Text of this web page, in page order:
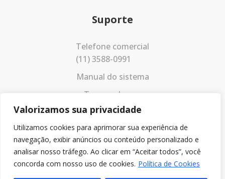
Valorizamos sua privacidade
Utilizamos cookies para aprimorar sua experiência de
navegação, exibir anúncios ou conteúdo personalizado e
analisar nosso tráfego. Ao clicar em “Aceitar todos”, você
concorda com nosso uso de cookies. Política de Cookies
Suporte
Telefone comercial
(11) 3588-0991
Manual do sistema
Termos de uso
Política de privacidade